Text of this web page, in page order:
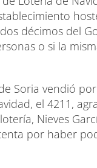
décimos del
o si la
Soria vendió
el 4211,
Nieves
por haber